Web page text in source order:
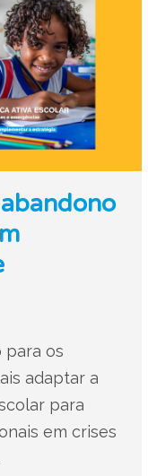
para os
adaptar a
para
em crises